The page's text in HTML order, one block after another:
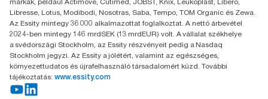
Libresse, Lotus, Modibodi, Nosotras, Saba, Tempo, TOM Organic és Zewa.
Az Essity mintegy 36 000 alkalmazottat foglalkoztat. A nettó árbevétel
2024-ben mintegy 146 mrdSEK (13 mrdEUR) volt. A vállalat székhelye
a svédországi Stockholm, az Essity részvényeit pedig a Nasdaq
Stockholm jegyzi. Az Essity a jólétért, valamint az egészséges,
környezettudatos és újrafelhasználó társadalomért küzd. További
tájékoztatás: www.essity.com